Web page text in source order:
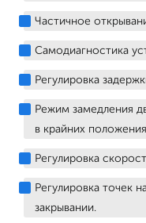
Частичное
Самодиагностика
Регулировка
Режим замедления
в крайних
Регулировка
Регулировка точек
закрывании.